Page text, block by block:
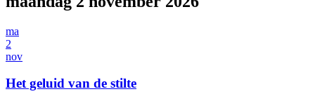
ma
2
nov
Het geluid van de stilte